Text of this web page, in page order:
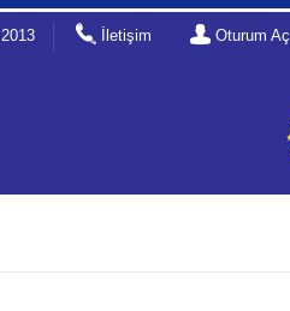
İletişim Oturum Aç